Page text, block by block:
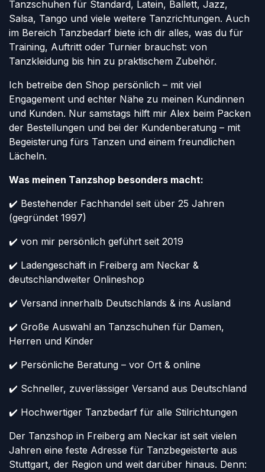
Tanzschuhen für Standard, Latein, Ballett, Jazz,
Salsa, Tango und viele weitere Tanzrichtungen. Auch
im Bereich Tanzbedarf biete ich dir alles, was du für
Training, Auftritt oder Turnier brauchst: von
Tanzkleidung bis hin zu praktischem Zubehör.
Ich betreibe den Shop persönlich – mit viel
Engagement und echter Nähe zu meinen Kundinnen
und Kunden. Nur samstags hilft mir Alex beim Packen
der Bestellungen und bei der Kundenberatung – mit
Begeisterung fürs Tanzen und einem freundlichen
Lächeln.
Was meinen Tanzshop besonders macht:
✔️ Bestehender Fachhandel seit über 25 Jahren
(gegründet 1997)
✔️ von mir persönlich geführt seit 2019
✔️ Ladengeschäft in Freiberg am Neckar &
deutschlandweiter Onlineshop
✔️ Versand innerhalb Deutschlands & ins Ausland
✔️ Große Auswahl an Tanzschuhen für Damen,
Herren und Kinder
✔️ Persönliche Beratung – vor Ort & online
✔️ Schneller, zuverlässiger Versand aus Deutschland
✔️ Hochwertiger Tanzbedarf für alle Stilrichtungen
Der Tanzshop in Freiberg am Neckar ist seit vielen
Jahren eine feste Adresse für Tanzbegeisterte aus
Stuttgart, der Region und weit darüber hinaus. Denn: